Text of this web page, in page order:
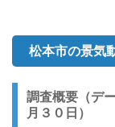
松本市の景気
調査概要（デ
月３０日）